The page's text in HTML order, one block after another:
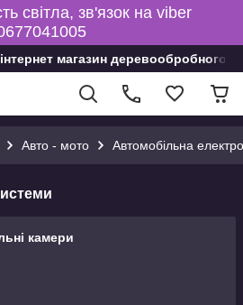
світла, зв'язок на viber
магазин деревообробного
Авто - мото Автомобільна
камери